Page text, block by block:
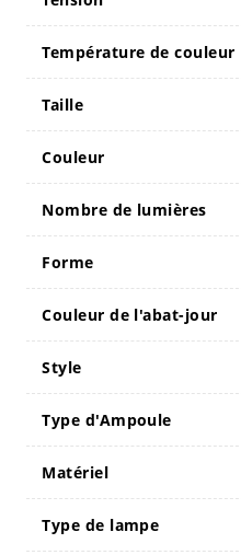
Température de couleur
Taille
Couleur
Nombre de lumières
Forme
Couleur de l'abat-jour
Style
Type d'Ampoule
Matériel
Type de lampe